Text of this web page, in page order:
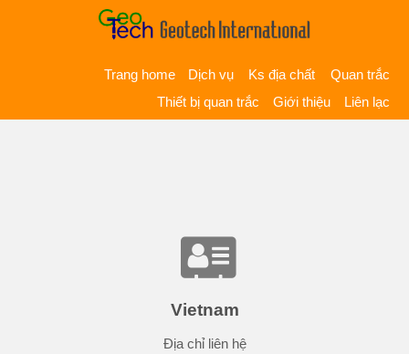
Trang home Dịch vụ Ks địa chất
Quan trắc
Thiết bị quan trắc
Giới thiệu Liên lạc
Vietnam
Địa chỉ liên hệ